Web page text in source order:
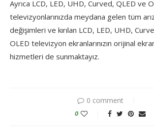
Ayrıca LCD, LED, UHD, Curved, QLED ve
televizyonlarınızda meydana gelen tüm
değişimleri ve kırılan LCD, LED, UHD,
OLED televizyon ekranlarınızın orijinal
hizmetleri de sunmaktayız.
0 comment
0